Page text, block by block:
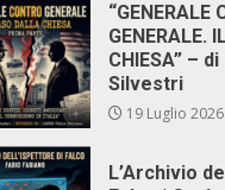
“GENERALE
GENERALE.
CHIESA” –
Silvestri
19 Luglio 2026
L’Archivio